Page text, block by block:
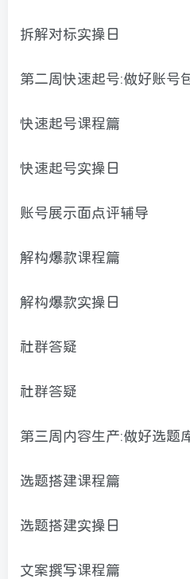
拆解对标实操日
第二周快速起号:做好账号
快速起号课程篇
快速起号实操日
账号展示面点评辅导
解构爆款课程篇
解构爆款实操日
社群答疑
社群答疑
第三周内容生产:做好选题
选题搭建课程篇
选题搭建实操日
文案撰写课程篇